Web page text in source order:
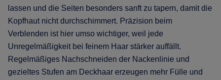
lassen und die Seiten besonders sanft zu tapern, damit die
Kopfhaut nicht durchschimmert. Präzision beim
Verblenden ist hier umso wichtiger, weil jede
Unregelmäßigkeit bei feinem Haar stärker auffällt.
Regelmäßiges Nachschneiden der Nackenlinie und
gezieltes Stufen am Deckhaar erzeugen mehr Fülle und